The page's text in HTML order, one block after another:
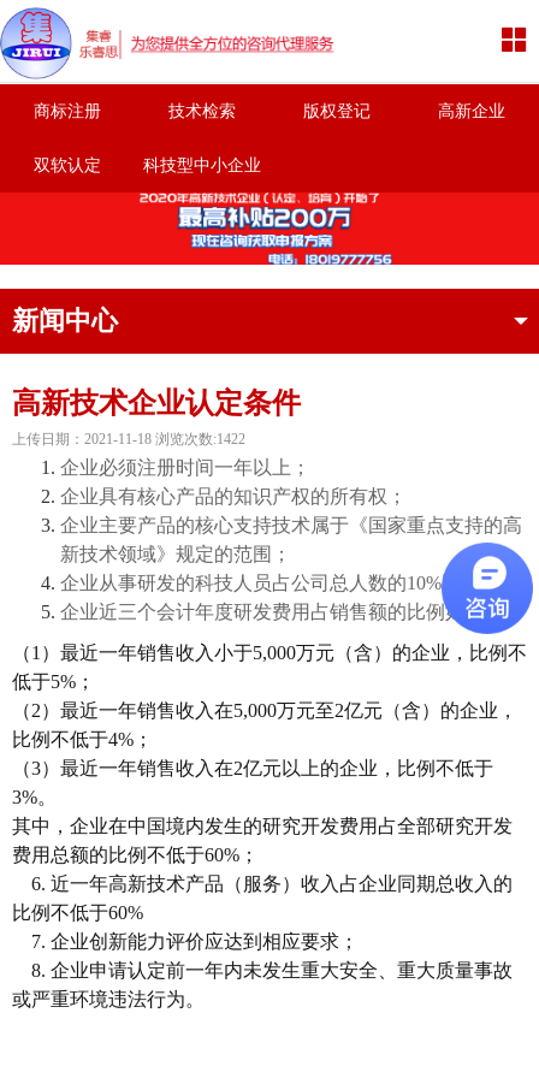
商标注册 技术检索 版权登记 高新企业
双软认定 科技型中小企业
新闻中心
高新技术企业认定条件
上传日期：2021-11-18 浏览次数:1422
企业必须注册时间一年以上；
企业具有核心产品的知识产权的所有权；
企业主要产品的核心支持技术属于《国家重点支持的高
新技术领域》规定的范围；
企业从事研发的科技人员占公司总人数的10%以上；
企业近三个会计年度研发费用占销售额的比例如下：
（1）最近一年销售收入小于5,000万元（含）的企业，比例不
低于5%；
（2）最近一年销售收入在5,000万元至2亿元（含）的企业，
比例不低于4%；
（3）最近一年销售收入在2亿元以上的企业，比例不低于
3%。
其中，企业在中国境内发生的研究开发费用占全部研究开发
费用总额的比例不低于60%；
6. 近一年高新技术产品（服务）收入占企业同期总收入的
比例不低于60%
7. 企业创新能力评价应达到相应要求；
8. 企业申请认定前一年内未发生重大安全、重大质量事故
或严重环境违法行为。